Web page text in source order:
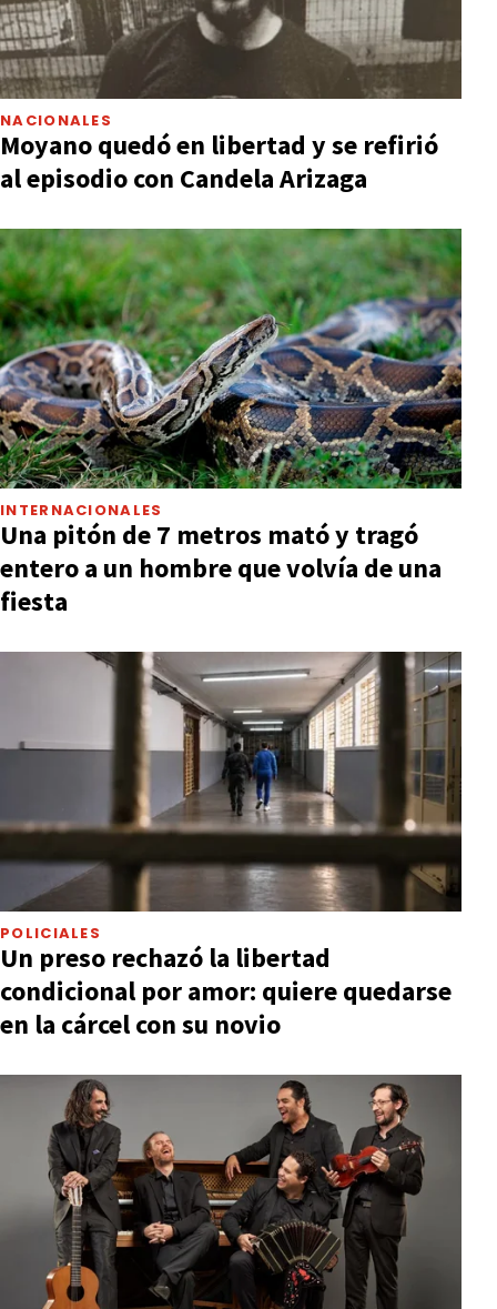
NACIONALES
Moyano quedó en libertad y se refirió
al episodio con Candela Arizaga
INTERNACIONALES
Una pitón de 7 metros mató y tragó
entero a un hombre que volvía de una
fiesta
POLICIALES
Un preso rechazó la libertad
condicional por amor: quiere quedarse
en la cárcel con su novio